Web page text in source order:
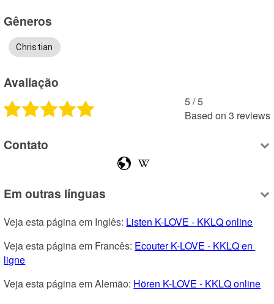
Gêneros
Christian
Avaliação
5 /5
Based on 3 reviews
Contato
Em outras línguas
Veja esta página em Inglês: Listen K-LOVE - KKLQ online
Veja esta página em Francês: Ecouter K-LOVE - KKLQ en
ligne
Veja esta página em Alemão: Hören K-LOVE - KKLQ online